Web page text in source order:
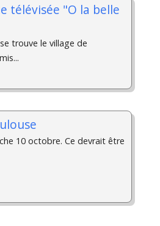
télévisée "O la belle
trouve le village de
10 octobre. Ce devrait être